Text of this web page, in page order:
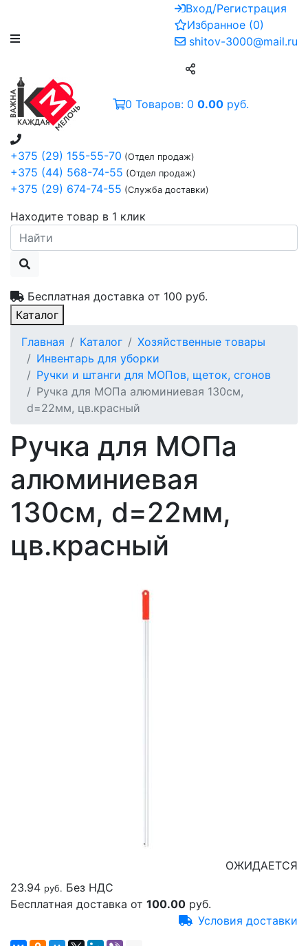
Вход/Регистрация
Избранное (0)
shitov-3000@mail.ru
+375 (29) 155-55-70 (Отдел продаж)
+375 (44) 568-74-55 (Отдел продаж)
+375 (29) 674-74-55 (Служба доставки)
Находите товар в 1 клик
Бесплатная доставка от 100 руб.
0 Товаров: 0 0.00 руб.
Каталог
Главная
Каталог
Хозяйственные товары
Инвентарь для уборки
Ручки и штанги для МОПов, щеток, сгонов
Ручка для МОПа алюминиевая 130см,
d=22мм, цв.красный
Ручка для МОПа
алюминиевая
130см, d=22мм,
цв.красный
ОЖИДАЕТСЯ
23.94 руб. Без НДС
Бесплатная доставка от 100.00 руб.
Условия доставки